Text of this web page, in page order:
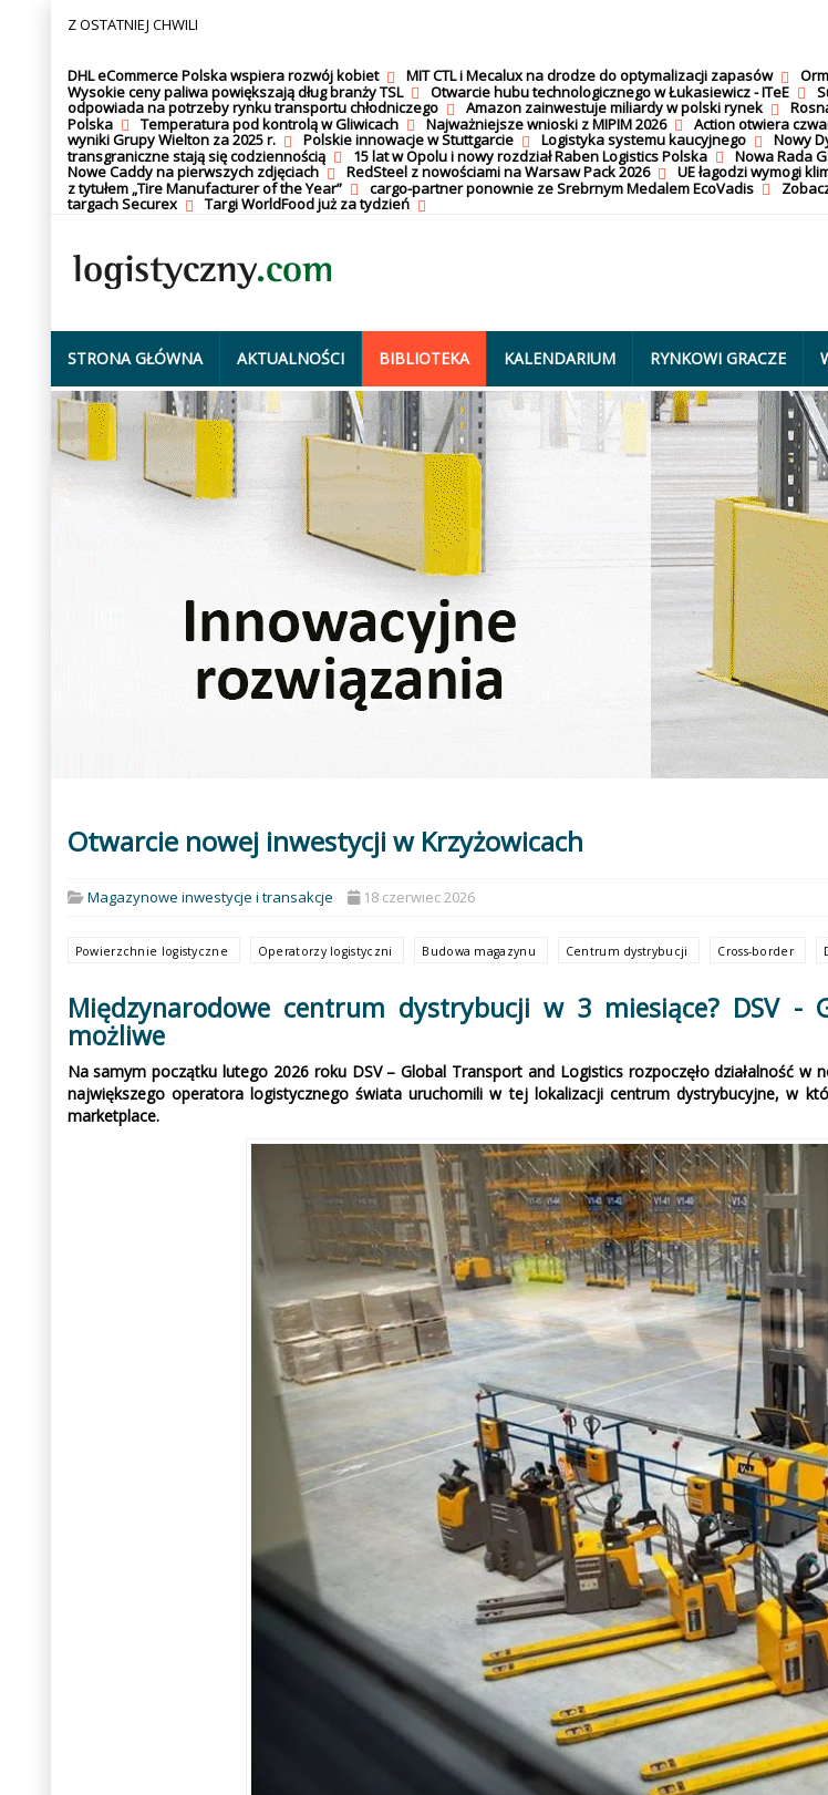
Z OSTATNIEJ CHWILI
DHL eCommerce Polska wspiera rozwój kobiet MIT CTL i Mecalux na drodze do optymalizacji zapasów
Wysokie ceny paliwa powiększają dług branży TSL
Otwarcie hubu technologicznego w Łukasiewicz - ITeE
odpowiada na potrzeby rynku transportu chłodniczego
Amazon zainwestuje miliardy w polski rynek
Polska
Temperatura pod kontrolą w Gliwicach Najważniejsze wnioski z MIPIM 2026 Action otwiera
wyniki Grupy Wielton za 2025 r.
Polskie innowacje w Stuttgarcie Logistyka systemu kaucyjnego Nowy
transgraniczne stają się codziennością
15 lat w Opolu i nowy rozdział Raben Logistics Polska Nowa Rada
Nowe Caddy na pierwszych zdjęciach
RedSteel z nowościami na Warsaw Pack 2026 UE łagodzi wymogi
z tytułem „Tire Manufacturer of the Year”
cargo-partner ponownie ze Srebrnym Medalem EcoVadis
targach Securex
Targi WorldFood już za tydzień
STRONA GŁÓWNA AKTUALNOŚCI BIBLIOTEKA KALENDARIUM RYNKOWI GRACZE
Otwarcie nowej inwestycji w Krzyżowicach
Magazynowe inwestycje i transakcje 18 czerwiec 2026
Powierzchnie logistyczne Operatorzy logistyczni Budowa magazynu Centrum dystrybucji Cross-border
Międzynarodowe centrum dystrybucji w 3 miesiące? DSV
możliwe
Na samym początku lutego 2026 roku DSV – Global Transport and Logistics rozpoczęło działalność w
największego operatora logistycznego świata uruchomili w tej lokalizacji centrum dystrybucyjne, w
marketplace.